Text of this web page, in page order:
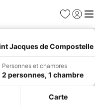
Favoris
Se
Jacques de Compostelle
Personnes et chambres
2 personnes, 1 chambre
Carte